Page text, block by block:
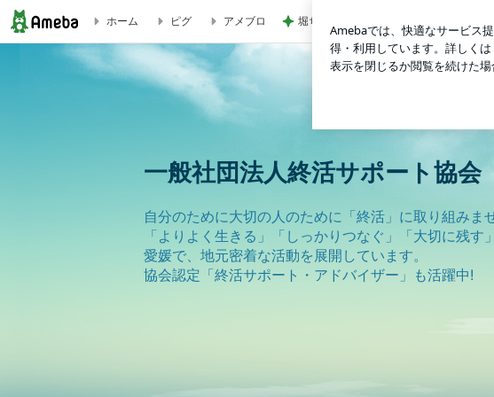
事務局臨時休業について | 一般社団法人終活サポート協会「終活のススメ」
ホーム ピグ アメブロ 堀ちえみの夫 本番後にホッと一息
一般社団法人終活サポート協会
自分のために大切の人のために「終活」に取り組みま
「よりよく生きる」「しっかりつなぐ」「大切に残す
愛媛で、地元密着な活動を展開しています。
協会認定「終活サポート・アドバイザー」も活躍中!